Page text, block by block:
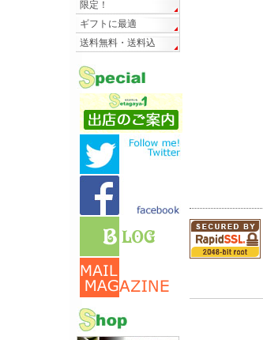
限定！
ギフトに最適
送料無料・送料込